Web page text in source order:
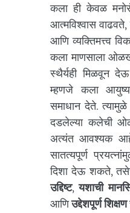
कला ही केवळ
आत्मविश्वास
आणि व्यक्तिमत्त्व
कला माणसाला
स्थैर्यही मिळवून
म्हणजे कला
समाधान देते.
दडलेल्या कलेची
अत्यंत आवश्यक आहे.
सातत्यपूर्ण
दिशा देऊ शकते,
उद्दिष्ट,यशाची
आणिउद्देशपूर्ण शिक्षण